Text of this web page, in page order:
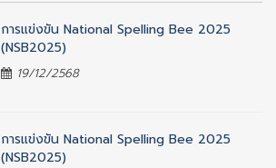
การแข่งขัน National Spelling Bee 2025
(NSB2025)
19/12/2568
การแข่งขัน National Spelling Bee 2025
(NSB2025)